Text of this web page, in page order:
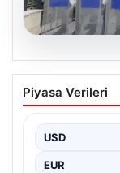
05.08.2026
Avcılar
şüpheli
Piyasa Verileri
USD
EUR